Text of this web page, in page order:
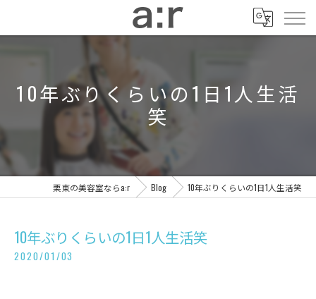
10年ぶりくらいの1日1人生活
笑
栗東の美容室ならa:r Blog 10年ぶりくらいの1日1人生活笑
10年ぶりくらいの1日1人生活笑
2020/01/03